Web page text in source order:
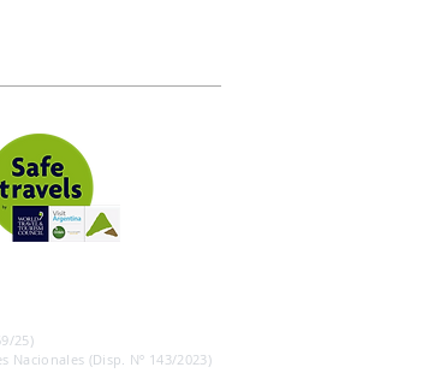
25)
(Disp. Nº 143/2023)